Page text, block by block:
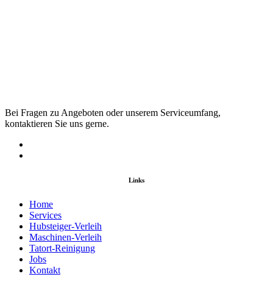
Bei Fragen zu Angeboten oder unserem Serviceumfang,
kontaktieren Sie uns gerne.
Links
Home
Services
Hubsteiger-Verleih
Maschinen-Verleih
Tatort-Reinigung
Jobs
Kontakt